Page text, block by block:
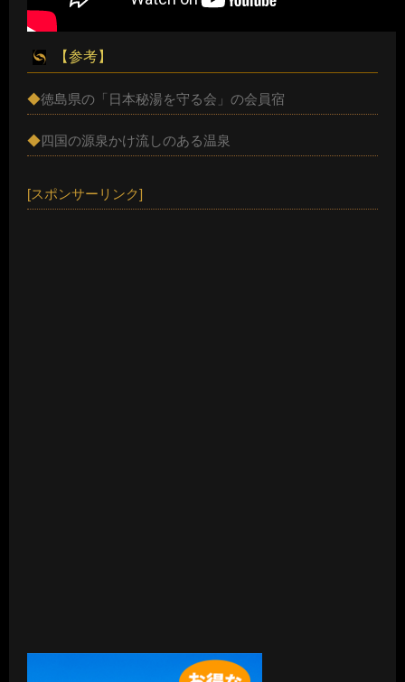
【参考】
◆徳島県の「日本秘湯を守る会」の会員宿
◆四国の源泉かけ流しのある温泉
[スポンサーリンク]